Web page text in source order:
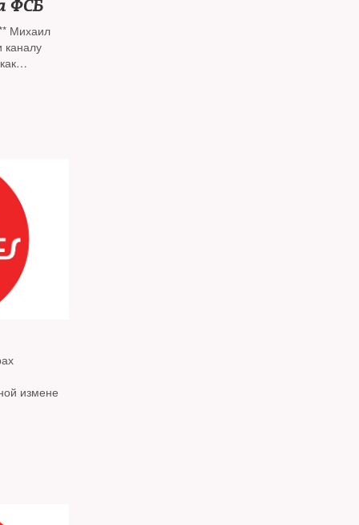
ФСБ
Михаил
каналу
измене